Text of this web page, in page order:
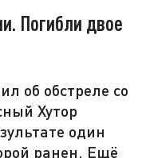
Погибли двое
об обстреле со
Хутор
один
ранен. Ещё